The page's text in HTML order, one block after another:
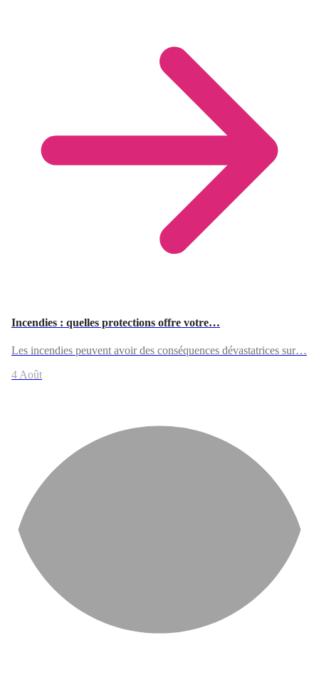
Incendies : quelles protections offre votre…
Les incendies peuvent avoir des conséquences dévastatrices sur…
4 Août